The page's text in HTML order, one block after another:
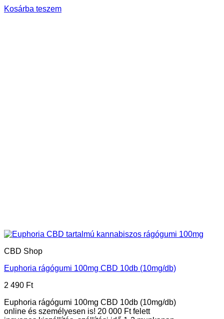
Kosárba teszem
CBD Shop
Euphoria rágógumi 100mg CBD 10db (10mg/db)
2 490 Ft
Euphoria rágógumi 100mg CBD 10db (10mg/db)
online és személyesen is! 20 000 Ft felett